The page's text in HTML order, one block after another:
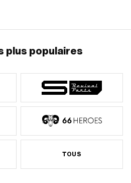
plus populaires
TOUS